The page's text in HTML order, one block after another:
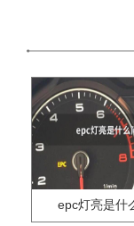
epc灯亮是什